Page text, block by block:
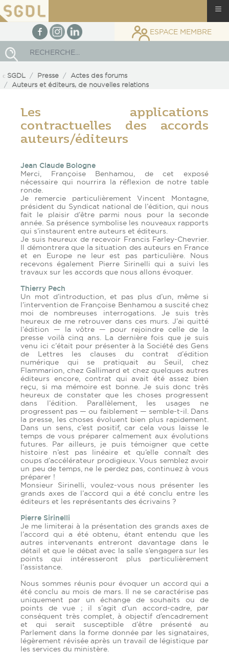
facebookInstagram
linkedin ESPACE MEMBRE
SGDL Presse
Actes des forums
Auteurs et éditeurs, de nouvelles relations
Les applications
contractuelles des accords
auteurs/éditeurs
Jean Claude Bologne
Merci, Françoise Benhamou, de cet exposé
nécessaire qui nourrira la réflexion de notre table
ronde.
Je remercie particulièrement Vincent Montagne,
président du Syndicat national de l’édition, qui nous
fait le plaisir d’être parmi nous pour la seconde
année. Sa présence symbolise les nouveaux rapports
qui s’instaurent entre auteurs et éditeurs.
Je suis heureux de recevoir Francis Farley-Chevrier.
Il démontrera que la situation des auteurs en France
et en Europe ne leur est pas particulière. Nous
recevons également Pierre Sirinelli qui a suivi les
travaux sur les accords que nous allons évoquer.
Thierry Pech
Un mot d’introduction, et pas plus d’un, même si
l’intervention de Françoise Benhamou a suscité chez
moi de nombreuses interrogations. Je suis très
heureux de me retrouver dans ces murs. J’ai quitté
l’édition — la vôtre — pour rejoindre celle de la
presse voilà cinq ans. La dernière fois que je suis
venu ici c’était pour présenter à la Société des Gens
de Lettres les clauses du contrat d’édition
numérique qui se pratiquait au Seuil, chez
Flammarion, chez Gallimard et chez quelques autres
éditeurs encore, contrat qui avait été assez bien
reçu, si ma mémoire est bonne. Je suis donc très
heureux de constater que les choses progressent
dans l’édition. Parallèlement, les usages ne
progressent pas — ou faiblement — semble-t-il. Dans
la presse, les choses évoluent bien plus rapidement.
Dans un sens, c’est positif, car cela vous laisse le
temps de vous préparer calmement aux évolutions
futures. Par ailleurs, je puis témoigner que cette
histoire n’est pas linéaire et qu’elle connaît des
coups d’accélérateur prodigieux. Vous semblez avoir
un peu de temps, ne le perdez pas, continuez à vous
préparer !
Monsieur Sirinelli, voulez-vous nous présenter les
grands axes de l’accord qui a été conclu entre les
éditeurs et les représentants des écrivains ?
Pierre Sirinelli
Je me limiterai à la présentation des grands axes de
l’accord qui a été obtenu, étant entendu que les
autres intervenants entreront davantage dans le
détail et que le débat avec la salle s’engagera sur les
points qui intéresseront plus particulièrement
l’assistance.
Nous sommes réunis pour évoquer un accord qui a
été conclu au mois de mars. Il ne se caractérise pas
uniquement par un échange de souhaits ou de
points de vue ; il s’agit d‘un accord-cadre, par
conséquent très complet, à objectif d’encadrement
et qui serait susceptible d’être présenté au
Parlement dans la forme donnée par les signataires,
légèrement révisée après un travail de légistique par
les services du ministère.
≡